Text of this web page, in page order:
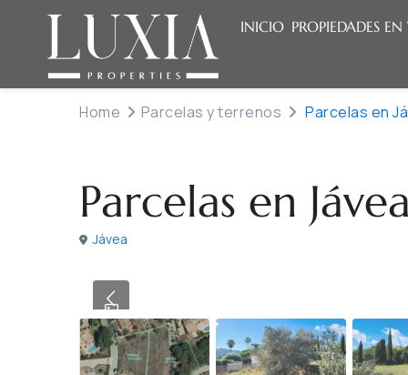
INICIO PROPIEDADES
Home Parcelas y terrenos Parcelas en
Parcelas en
Jávea
Previous